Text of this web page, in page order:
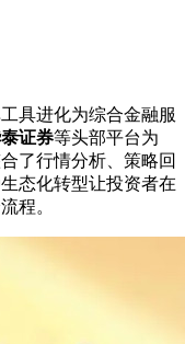
具进化为综合金融服
证券等头部平台为
了行情分析、策略回
态化转型让投资者在
程。